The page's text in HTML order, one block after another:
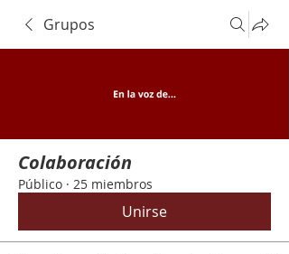
Grupos
Colaboración
Público · 25 miembros
Unirse